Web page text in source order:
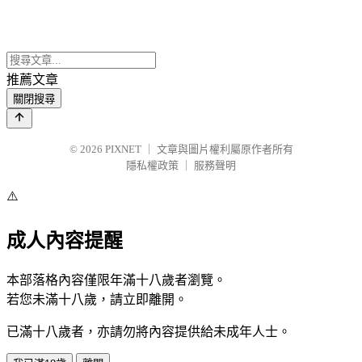
推薦文章
關閉搜尋
© 2026 PIXNET
文章與圖片權利屬原作者所有
隱私權政策
服務聲明
⚠️
成人內容提醒
本部落格內容僅限年滿十八歲者瀏覽。
若您未滿十八歲，請立即離開。
已滿十八歲者，亦請勿將內容提供給未成年人士。